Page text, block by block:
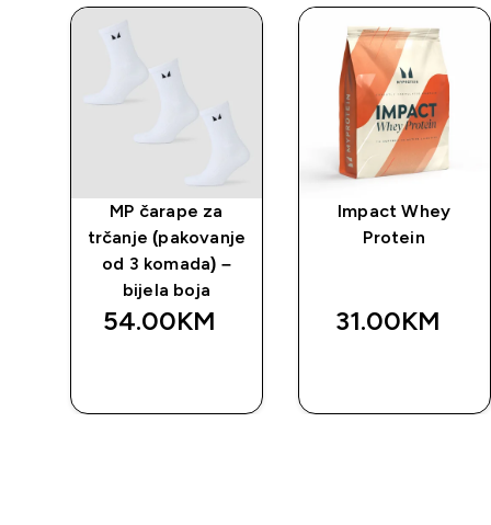
MP čarape za
trčanje (pakovanje
od 3 komada) –
bijela boja
54.00KM‎
Impact Whey
Protein
31.00KM‎